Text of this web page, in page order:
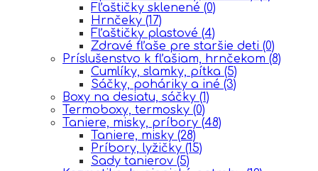
Fľaštičky sklenené (0)
Hrnčeky (17)
Fľaštičky plastové (4)
Zdravé fľaše pre staršie deti (0)
Príslušenstvo k fľašiam, hrnčekom (8)
Cumlíky, slamky, pítka (5)
Sáčky, poháriky a iné (3)
Boxy na desiatu, sáčky (1)
Termoboxy, termosky (0)
Taniere, misky, príbory (48)
Taniere, misky (28)
Príbory, lyžičky (15)
Sady tanierov (5)